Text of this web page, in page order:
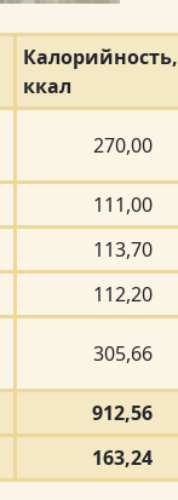
Калорийность,
ккал
270,00
111,00
113,70
112,20
305,66
912,56
163,24